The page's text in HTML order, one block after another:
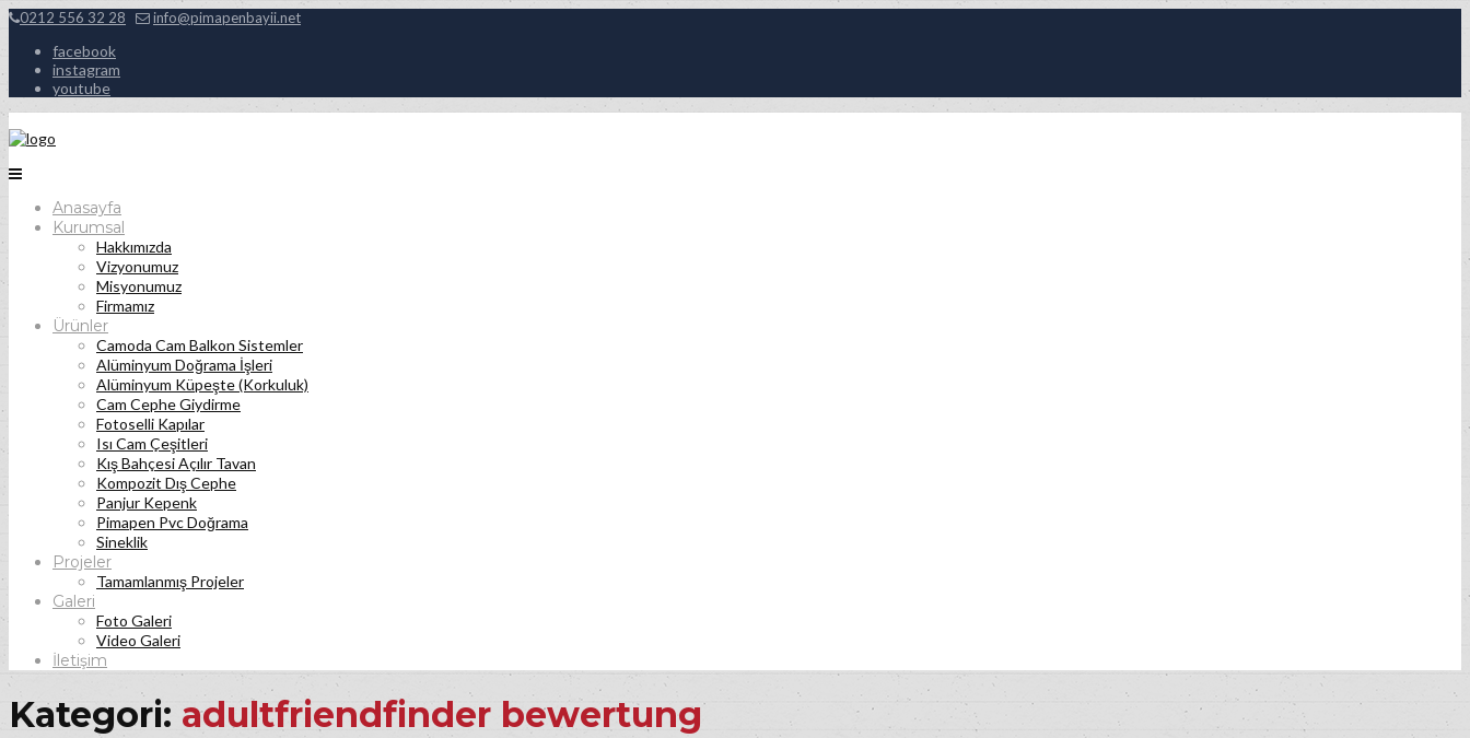
0212 556 32 28 info@pimapenbayii.net
facebook
instagram
youtube
Anasayfa
Kurumsal
Hakkımızda
Vizyonumuz
Misyonumuz
Firmamız
Ürünler
Camoda Cam Balkon Sistemler
Alüminyum Doğrama İşleri
Alüminyum Küpeşte (Korkuluk)
Cam Cephe Giydirme
Fotoselli Kapılar
Isı Cam Çeşitleri
Kış Bahçesi Açılır Tavan
Kompozit Dış Cephe
Panjur Kepenk
Pimapen Pvc Doğrama
Sineklik
Projeler
Tamamlanmış Projeler
Galeri
Foto Galeri
Video Galeri
İletişim
Kategori: adultfriendfinder bewertung